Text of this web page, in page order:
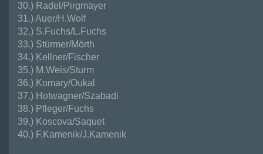
30.) Radel/Pirgmayer
31.) Auer/H.Wolf
32.) S.Fuchs/L.Fuchs
33.) Stürmer/Mörth
34.) Kellner/Fischer
35.) M.Weis/Sturm
36.) Komary/Oukal
37.) Hotwagner/Szabadi
38.) Pfleger/Fuchs
39.) Koscova/Saquet
40.) F.Kamenik/J.Kamenik